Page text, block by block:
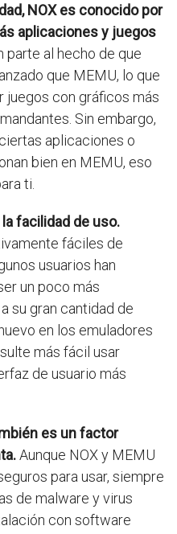
NOX es conocido por
aplicaciones y juegos
parte al hecho de que
que MEMU, lo que
juegos con gráficos más
Sin embargo,
aplicaciones o
bien en MEMU, eso
ti.
facilidad de uso.
fáciles de
usuarios han
un poco más
su gran cantidad de
en los emuladores
más fácil usar
de usuario más
es un factor
Aunque NOX y MEMU
para usar, siempre
de malware y virus
con software